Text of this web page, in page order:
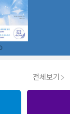
전체보기